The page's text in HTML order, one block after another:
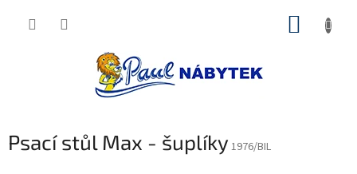
Psací stůl Max - šuplíky 1976/BIL